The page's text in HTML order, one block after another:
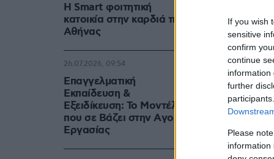
If you wish
sensitive
confirm
continue
information
further
Please
information
Η Smart φοιτητική
κατοικία στην καρδιά της
Αθήνας
Επαγγελματική
Εκπαίδευση &
Εξειδίκευση: Το Mοντέλο
που σε Bάζει στην Aγορά
Eργασίας
26.07.2026, 09:54